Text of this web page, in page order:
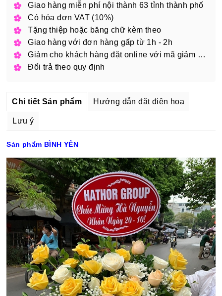
Giao hàng miễn phí nội thành 63 tỉnh thành phố
Có hóa đơn VAT (10%)
Tặng thiệp hoặc băng chữ kèm theo
Giao hàng với đơn hàng gấp từ 1h - 2h
Giảm cho khách hàng đặt online với mã giảm giá
Đổi trả theo quy định
Chi tiết Sản phẩm Hướng dẫn đặt điện hoa
Lưu ý
Sản phẩm BÌNH YÊN